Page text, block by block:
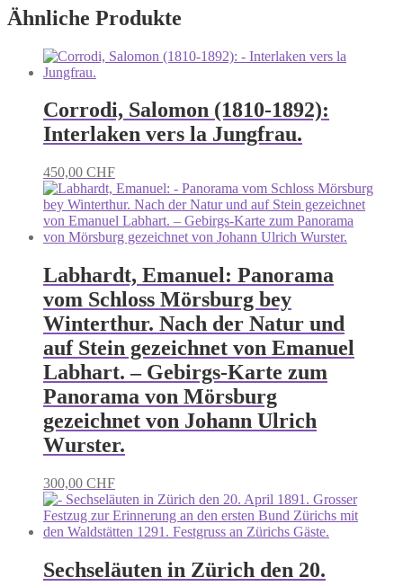
Ähnliche Produkte
Corrodi, Salomon (1810-1892):
Interlaken vers la Jungfrau.
450,00 CHF
Labhardt, Emanuel: Panorama
vom Schloss Mörsburg bey
Winterthur. Nach der Natur und
auf Stein gezeichnet von Emanuel
Labhart. – Gebirgs-Karte zum
Panorama von Mörsburg
gezeichnet von Johann Ulrich
Wurster.
300,00 CHF
Sechseläuten in Zürich den 20.